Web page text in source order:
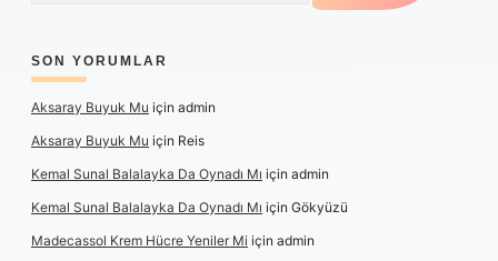
SON YORUMLAR
Aksaray Buyuk Mu için admin
Aksaray Buyuk Mu için Reis
Kemal Sunal Balalayka Da Oynadı Mı için admin
Kemal Sunal Balalayka Da Oynadı Mı için Gökyüzü
Madecassol Krem Hücre Yeniler Mi için admin